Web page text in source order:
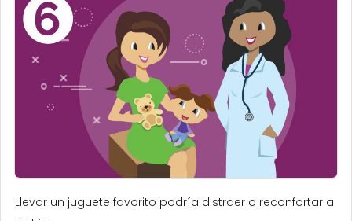
Llevar un juguete favorito podría distraer o reconfortar a